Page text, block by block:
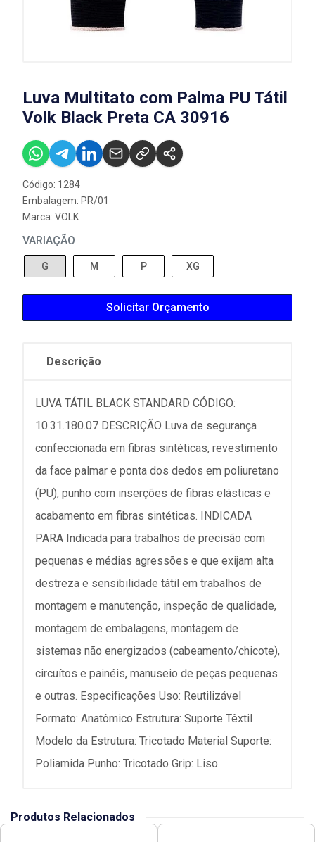
Luva Multitato com Palma PU Tátil
Volk Black Preta CA 30916
Código: 1284
Embalagem: PR/01
Marca: VOLK
VARIAÇÃO
G M P XG
Solicitar Orçamento
Descrição
LUVA TÁTIL BLACK STANDARD CÓDIGO:
10.31.180.07 DESCRIÇÃO Luva de segurança
confeccionada em fibras sintéticas, revestimento
da face palmar e ponta dos dedos em poliuretano
(PU), punho com inserções de fibras elásticas e
acabamento em fibras sintéticas. INDICADA
PARA Indicada para trabalhos de precisão com
pequenas e médias agressões e que exijam alta
destreza e sensibilidade tátil em trabalhos de
montagem e manutenção, inspeção de qualidade,
montagem de embalagens, montagem de
sistemas não energizados (cabeamento/chicote),
circuítos e painéis, manuseio de peças pequenas
e outras. Especificações Uso: Reutilizável
Formato: Anatômico Estrutura: Suporte Têxtil
Modelo da Estrutura: Tricotado Material Suporte:
Poliamida Punho: Tricotado Grip: Liso
Produtos Relacionados